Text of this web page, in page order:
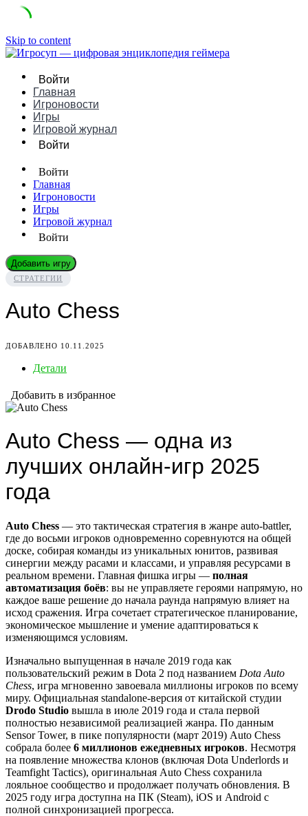
Skip to content
Войти
Главная
Игроновости
Игры
Игровой журнал
Войти
Войти
Главная
Игроновости
Игры
Игровой журнал
Войти
Добавить игру
СТРАТЕГИИ
Auto Chess
ДОБАВЛЕНО 10.11.2025
Детали
Добавить в избранное
Auto Chess — одна из
лучших онлайн-игр 2025
года
Auto Chess — это тактическая стратегия в жанре auto-battler,
где до восьми игроков одновременно соревнуются на общей
доске, собирая команды из уникальных юнитов, развивая
синергии между расами и классами, и управляя ресурсами в
реальном времени. Главная фишка игры — полная
автоматизация боёв: вы не управляете героями напрямую, но
каждое ваше решение до начала раунда напрямую влияет на
исход сражения. Игра сочетает стратегическое планирование,
экономическое мышление и умение адаптироваться к
изменяющимся условиям.
Изначально выпущенная в начале 2019 года как
пользовательский режим в Dota 2 под названием Dota Auto
Chess, игра мгновенно завоевала миллионы игроков по всему
миру. Официальная standalone-версия от китайской студии
Drodo Studio вышла в июле 2019 года и стала первой
полностью независимой реализацией жанра. По данным
Sensor Tower, в пике популярности (март 2019) Auto Chess
собрала более 6 миллионов ежедневных игроков. Несмотря
на появление множества клонов (включая Dota Underlords и
Teamfight Tactics), оригинальная Auto Chess сохранила
лояльное сообщество и продолжает получать обновления. В
2025 году игра доступна на ПК (Steam), iOS и Android с
полной синхронизацией прогресса.